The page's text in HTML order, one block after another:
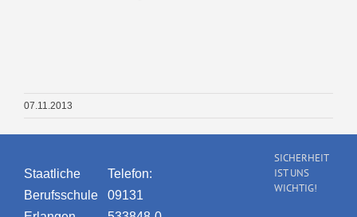
07.11.2013
Staatliche
Berufsschule
Telefon:
09131
SICHERHEIT
IST UNS
WICHTIG!